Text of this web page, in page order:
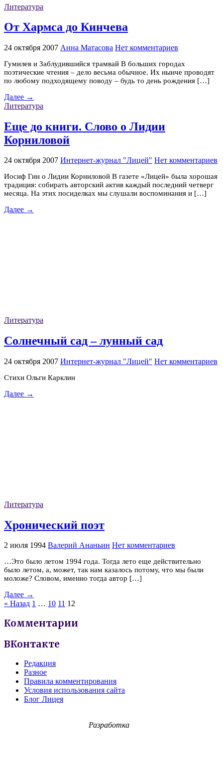
Литература
От Хармса до Кинчева
24 октября 2007 Анна Матасова Нет комментариев
Гумилев и Заблудившийся трамвай В больших городах
поэтические чтения – дело весьма обычное. Их нынче проводят
по любому подходящему поводу – будь то день рождения […]
Далее →
Литература
Еще до книги. Слово о Лидии
Корниловой
24 октября 2007 Интернет-журнал "Лицей" Нет комментариев
Иосиф Гин о Лидии Корниловой В газете «Лицей» была хорошая
традиция: собирать авторский актив каждый последний четверг
месяца. На этих посиделках мы слушали воспоминания и […]
Далее →
Литература
Солнечный сад – лунный сад
24 октября 2007 Интернет-журнал "Лицей" Нет комментариев
Стихи Ольги Карклин
Далее →
Литература
Хронический поэт
2 июля 1994 Валерий Ананьин Нет комментариев
…Это было летом 1994 года. Тогда лето еще действительно
было летом, а, может, так нам казалось потому, что мы были
моложе? Словом, именно тогда автор […]
Далее →
« Назад 1 … 10 11 12
Комментарии
ВКонтакте
Редакция
Разное
Правила комментирования
Условия использования сайта
Блог Лицея
Разработка